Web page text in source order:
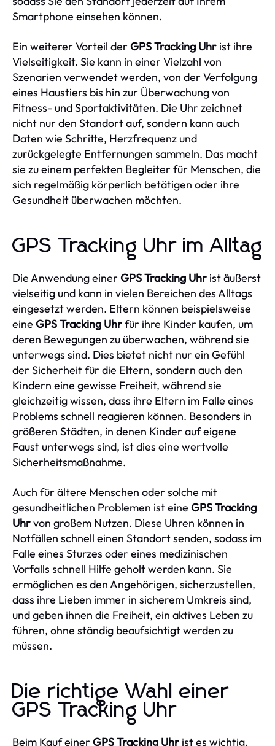
Smartphone einsehen können.
Ein weiterer Vorteil der GPS Tracking Uhr ist ihre
Vielseitigkeit. Sie kann in einer Vielzahl von
Szenarien verwendet werden, von der Verfolgung
eines Haustiers bis hin zur Überwachung von
Fitness- und Sportaktivitäten. Die Uhr zeichnet
nicht nur den Standort auf, sondern kann auch
Daten wie Schritte, Herzfrequenz und
zurückgelegte Entfernungen sammeln. Das macht
sie zu einem perfekten Begleiter für Menschen, die
sich regelmäßig körperlich betätigen oder ihre
Gesundheit überwachen möchten.
GPS Tracking Uhr im Alltag
Die Anwendung einer GPS Tracking Uhr ist äußerst
vielseitig und kann in vielen Bereichen des Alltags
eingesetzt werden. Eltern können beispielsweise
eine GPS Tracking Uhrfür ihre Kinder kaufen, um
deren Bewegungen zu überwachen, während sie
unterwegs sind. Dies bietet nicht nur ein Gefühl
der Sicherheit für die Eltern, sondern auch den
Kindern eine gewisse Freiheit, während sie
gleichzeitig wissen, dass ihre Eltern im Falle eines
Problems schnell reagieren können. Besonders in
größeren Städten, in denen Kinder auf eigene
Faust unterwegs sind, ist dies eine wertvolle
Sicherheitsmaßnahme.
Auch für ältere Menschen oder solche mit
gesundheitlichen Problemen ist eine GPS Tracking
Uhrvon großem Nutzen. Diese Uhren können in
Notfällen schnell einen Standort senden, sodass im
Falle eines Sturzes oder eines medizinischen
Vorfalls schnell Hilfe geholt werden kann. Sie
ermöglichen es den Angehörigen, sicherzustellen,
dass ihre Lieben immer in sicherem Umkreis sind,
und geben ihnen die Freiheit, ein aktives Leben zu
führen, ohne ständig beaufsichtigt werden zu
müssen.
Die richtige Wahl einer
GPS Tracking Uhr
Beim Kauf einer GPS Tracking Uhr ist es wichtig,